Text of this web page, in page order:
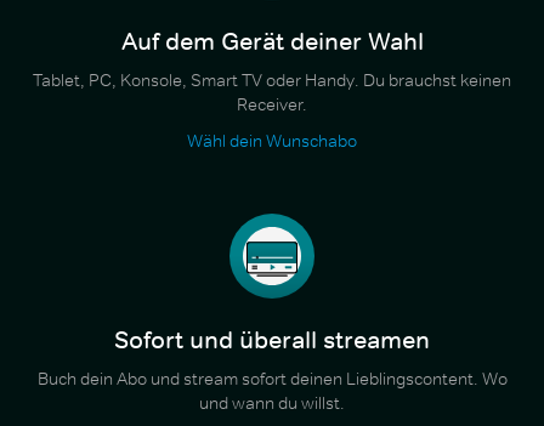
Auf dem Gerät deiner Wahl
Tablet, PC, Konsole, Smart TV oder Handy. Du brauchst keinen
Receiver.
Wähl dein Wunschabo
Sofort und überall streamen
Buch dein Abo und stream sofort deinen Lieblingscontent. Wo
und wann du willst.